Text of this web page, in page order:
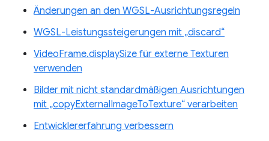
Änderungen an den WGSL-Ausrichtungsregeln
WGSL-Leistungssteigerungen mit „discard“
VideoFrame.displaySize für externe Texturen
verwenden
Bilder mit nicht standardmäßigen Ausrichtungen
mit „copyExternalImageToTexture“ verarbeiten
Entwicklererfahrung verbessern